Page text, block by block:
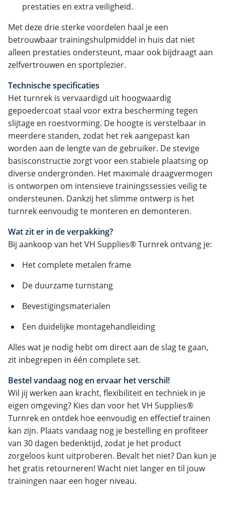
prestaties en extra veiligheid.
Met deze drie sterke voordelen haal je een
betrouwbaar trainingshulpmiddel in huis dat niet
alleen prestaties ondersteunt, maar ook bijdraagt aan
zelfvertrouwen en sportplezier.
Technische specificaties
Het turnrek is vervaardigd uit hoogwaardig
gepoedercoat staal voor extra bescherming tegen
slijtage en roestvorming. De hoogte is verstelbaar in
meerdere standen, zodat het rek aangepast kan
worden aan de lengte van de gebruiker. De stevige
basisconstructie zorgt voor een stabiele plaatsing op
diverse ondergronden. Het maximale draagvermogen
is ontworpen om intensieve trainingssessies veilig te
ondersteunen. Dankzij het slimme ontwerp is het
turnrek eenvoudig te monteren en demonteren.
Wat zit er in de verpakking?
Bij aankoop van het VH Supplies® Turnrek ontvang je:
Het complete metalen frame
De duurzame turnstang
Bevestigingsmaterialen
Een duidelijke montagehandleiding
Alles wat je nodig hebt om direct aan de slag te gaan,
zit inbegrepen in één complete set.
Bestel vandaag nog en ervaar het verschil!
Wil jij werken aan kracht, flexibiliteit en techniek in je
eigen omgeving? Kies dan voor het VH Supplies®
Turnrek en ontdek hoe eenvoudig en effectief trainen
kan zijn. Plaats vandaag nog je bestelling en profiteer
van 30 dagen bedenktijd, zodat je het product
zorgeloos kunt uitproberen. Bevalt het niet? Dan kun je
het gratis retourneren! Wacht niet langer en til jouw
trainingen naar een hoger niveau.